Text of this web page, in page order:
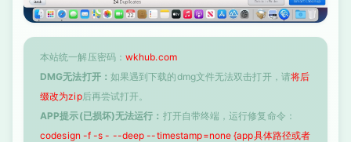
本站统一解压密码： wkhub.com
DMG无法打开： 如果遇到下载的dmg文件无法双击打开，请将后
缀改为zip后再尝试打开。
APP提示(已损坏)无法运行： 打开自带终端，运行修复命令：
codesign -f -s - --deep --timestamp=none {app具体路径或者